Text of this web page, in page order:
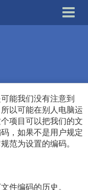
Toggle
能我们没有注意到
以可能在别人电脑运
项目可以把我们的文
，如果不是用户规定
范为设置的编码。
件编码的历史。